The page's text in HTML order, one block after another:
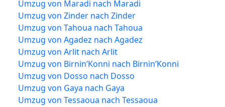
Umzug von Maradi nach Maradi
Umzug von Zinder nach Zinder
Umzug von Tahoua nach Tahoua
Umzug von Agadez nach Agadez
Umzug von Arlit nach Arlit
Umzug von Birnin’Konni nach Birnin’Konni
Umzug von Dosso nach Dosso
Umzug von Gaya nach Gaya
Umzug von Tessaoua nach Tessaoua